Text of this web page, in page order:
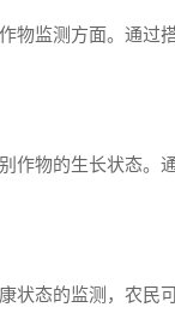
物监测方面。通过
作物的生长状态。
状态的监测，农民